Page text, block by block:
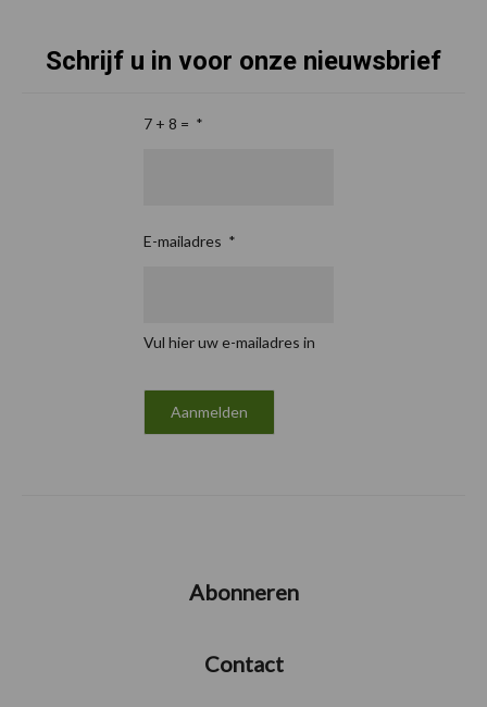
Schrijf u in voor onze nieuwsbrief
7 + 8 = *
E-mailadres *
Vul hier uw e-mailadres in
Abonneren
Contact